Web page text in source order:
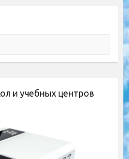
и учебных центров